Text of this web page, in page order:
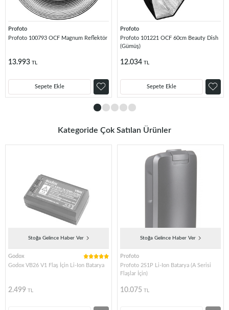
Profoto
Profoto 100793 OCF Magnum Reflektör
13.993 TL
Sepete Ekle
Profoto
Profoto 101221 OCF 60cm Beauty Dish
(Gümüş)
12.034 TL
Sepete Ekle
Kategoride Çok Satılan Ürünler
Stoğa Gelince Haber Ver
Godox
Godox VB26 V1 Flaş İçin Li-Ion Batarya
2.499 TL
Stoğa Gelince Haber Ver
Profoto
Profoto 2S1P Li-Ion Batarya (A Serisi
Flaşlar İçin)
10.075 TL